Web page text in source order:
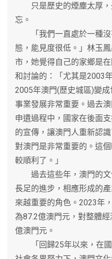
只是歷史的煙塵太厚，
忘。
「我們一直處於一種沒
態，能見度很低。」林玉
市，她覺得自己的家鄉是
和討論的：「尤其是2003
2005年澳門(歷史城區)變
事業發展非常重要。過去
申遺過程中，國家在後面
的宣傳，讓澳門人重新認
對澳門是非常重要的。這
較順利了。」
過去這些年，澳門的文
長足的進步，相應形成的
來越重要的角色。2023年
為87.2億澳門元，對整體
億澳門元。
「回歸25年以來，在國